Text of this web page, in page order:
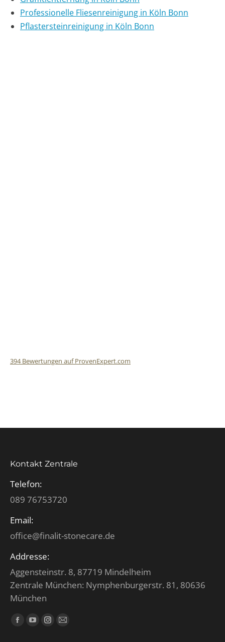
Professionelle Fliesenreinigung in Köln Bonn
Pflastersteinreinigung in Köln Bonn
394Bewertungen auf ProvenExpert.com
Kontakt Zentrale
Telefon:
089 76753720
Email:
office@finalit-stonecare.de
Addresse:
Aggensteinstr. 8, 87719 Mindelheim
Zentrale München: Nymphenburgerstr. 81, 80636
München
Finden Sie uns auf:
Facebook
YouTube
Instagram
E-